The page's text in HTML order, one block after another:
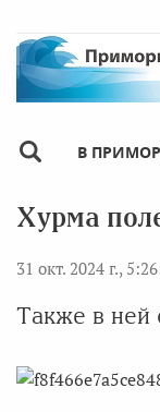
В
Хурма
31 окт. 2024 г.,
Также в ней